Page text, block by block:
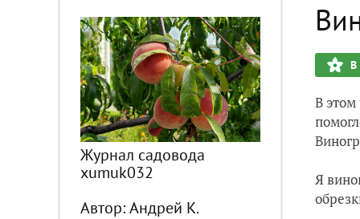
Журнал садовода
xumuk032
Автор:Андрей К.
В
В
Я